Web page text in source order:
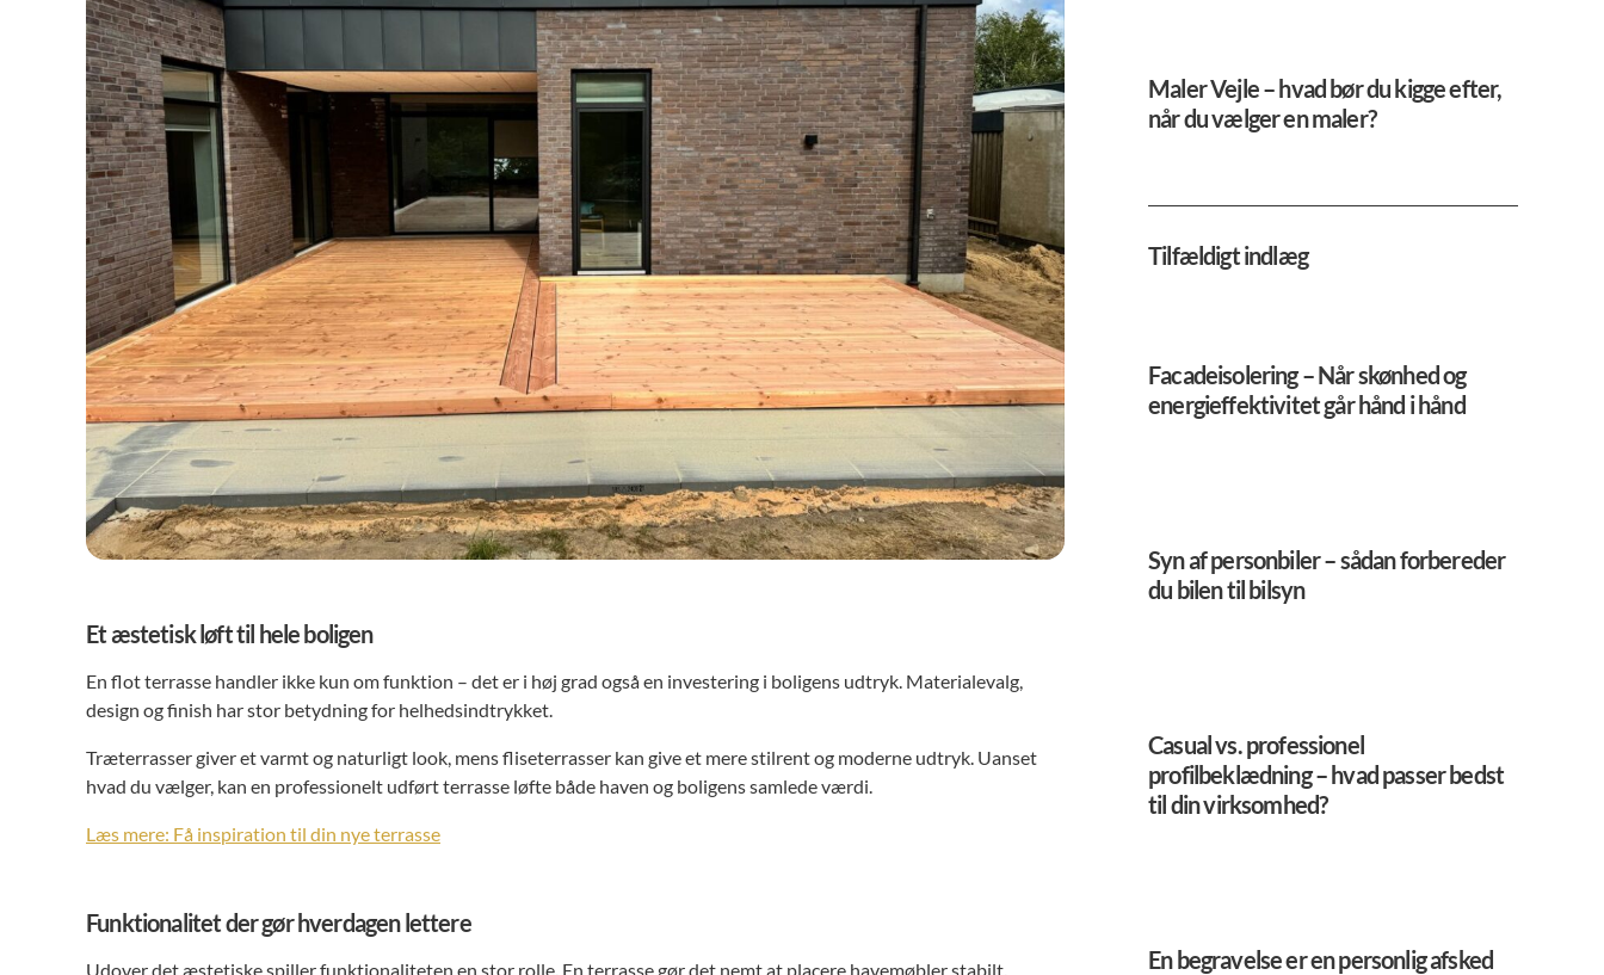
Et æstetisk løft til hele boligen
En flot terrasse handler ikke kun om funktion – det er i høj grad også en investering i boligens udtryk. Materialevalg,
design og finish har stor betydning for helhedsindtrykket.
Træterrasser giver et varmt og naturligt look, mens fliseterrasser kan give et mere stilrent og moderne udtryk. Uanset
hvad du vælger, kan en professionelt udført terrasse løfte både haven og boligens samlede værdi.
Læs mere: Få inspiration til din nye terrasse
Funktionalitet der gør hverdagen lettere
Udover det æstetiske spiller funktionaliteten en stor rolle. En terrasse gør det nemt at placere havemøbler stabilt,
Maler Vejle – hvad bør du kigge efter,
når du vælger en maler?
Tilfældigt indlæg
Facadeisolering – Når skønhed og
energieffektivitet går hånd i hånd
Syn af personbiler – sådan forbereder
du bilen til bilsyn
Casual vs. professionel
profilbeklædning – hvad passer bedst
til din virksomhed?
En begravelse er en personlig afsked